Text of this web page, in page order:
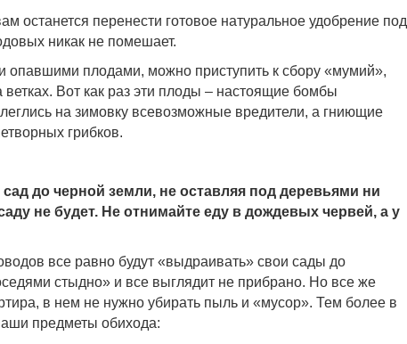
останется перенести готовое натуральное удобрение под
никак не помешает.
и опавшими плодами, можно приступить к сбору «мумий»,
Вот как раз эти плоды – настоящие бомбы
на зимовку всевозможные вредители, а гниющие
грибков.
до черной земли, не оставляя под деревьями ни
не будет. Не отнимайте еду в дождевых червей, а у
все равно будут «выдраивать» свои сады до
стыдно» и все выглядит не прибрано. Но все же
в нем не нужно убирать пыль и «мусор». Тем более в
предметы обихода: